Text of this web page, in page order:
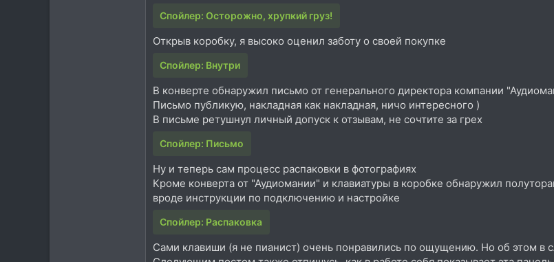
Спойлер: Осторожно, хрупкий груз!
Открыв коробку, я высоко оценил заботу о своей покупке
Спойлер: Внутри
В конверте обнаружил письмо от генерального директора компании
Письмо публикую, накладная как накладная, ничо интересного )
В письме ретушнул личный допуск к отзывам, не сочтите за грех
Спойлер: Письмо
Ну и теперь сам процесс распаковки в фотографиях
Кроме конверта от "Аудиомании" и клавиатуры в коробке обнаружил
вроде инструкции по подключению и настройке
Спойлер: Распаковка
Сами клавиши (я не пианист) очень понравились по ощущению. Но об этом в